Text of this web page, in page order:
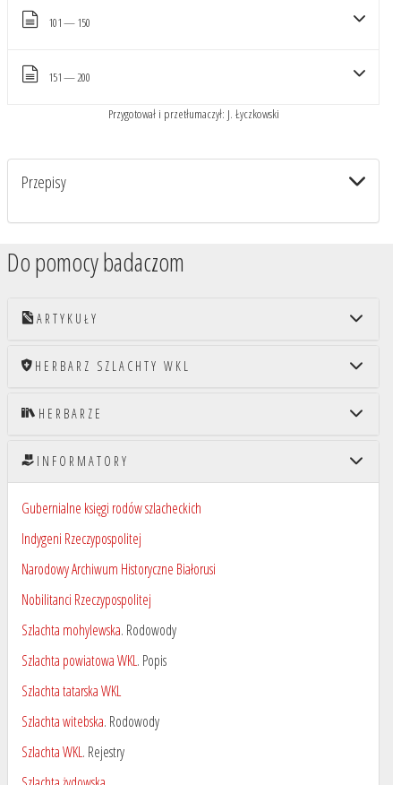
101 — 150
151 — 200
Przygotował i przetłumaczył: J. Łyczkowski
Przepisy
Do pomocy badaczom
ARTYKUŁY
HERBARZ SZLACHTY WKL
HERBARZE
INFORMATORY
Gubernialne księgi rodów szlacheckich
Indygeni Rzeczypospolitej
Narodowy Archiwum Historyczne Białorusi
Nobilitanci Rzeczypospolitej
Szlachta mohylewska. Rodowody
Szlachta powiatowa WKL. Popis
Szlachta tatarska WKL
Szlachta witebska. Rodowody
Szlachta WKL. Rejestry